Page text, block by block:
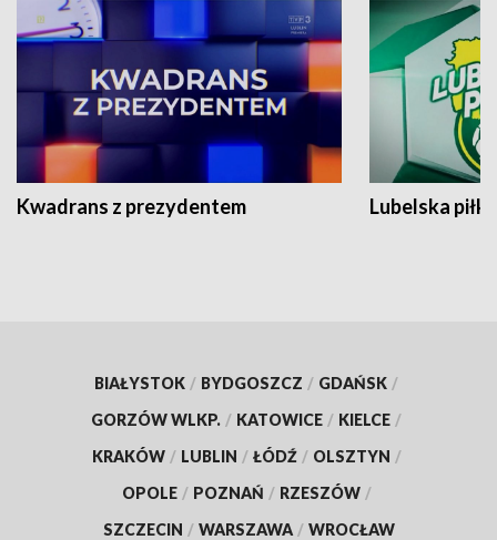
Kwadrans z prezydentem Lubelska piłka
BIAŁYSTOK / BYDGOSZCZ / GDAŃSK /
GORZÓW WLKP. / KATOWICE / KIELCE /
KRAKÓW / LUBLIN / ŁÓDŹ / OLSZTYN /
OPOLE / POZNAŃ / RZESZÓW /
SZCZECIN / WARSZAWA / WROCŁAW